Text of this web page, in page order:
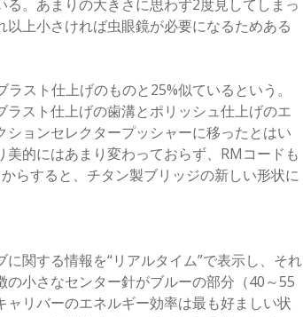
。あまりの大きさに思わず2度見してしまっ
上小さければ虫眼鏡が必要になるためある
スト仕上げのものと25%似ているという。
スト仕上げの歯溝とポリッシュ仕上げのエ
ョンセレクタープッシャーに移ったとはい
的にはあまり変わっておらず、RMコードも
らすると、チタン製ブリッジの新しい形状に
関する情報を“リアルタイム”で表示し、それ
小さなセンター針がブルーの部分（40～55
リバーのエネルギー効率は最も好ましい状